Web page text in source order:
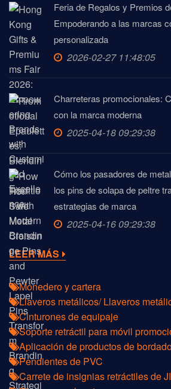
Feria de Regalos y Premios
Empoderando a las marcas
personalizada
2026-02-27 11:48:05
Charreteras promocionales:
con la marca moderna
2025-04-18 09:29:38
Cómo los pasadores de
los pins de solapa de peltre
estrategias de marca
2025-04-16 09:29:38
LEER MÁS
Monedero y cartera
Llaveros metálicos/ Llaveros
Cinturones de equipaje
Soporte retráctil para móvil
Aplicación de productos de
Pendientes de PVC
Carrete de insignias retráctiles de